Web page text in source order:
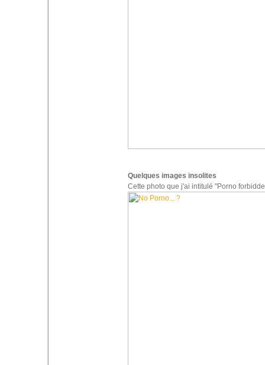
Quelques images insolites
Cette photo que j'ai intitulé "Porno